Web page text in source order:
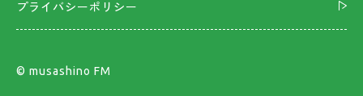
プライバシーポリシー
©︎ musashino FM